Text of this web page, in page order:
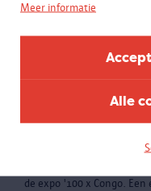
Meer informatie
Alle
Online rondleiding
de expo '100 x Congo.